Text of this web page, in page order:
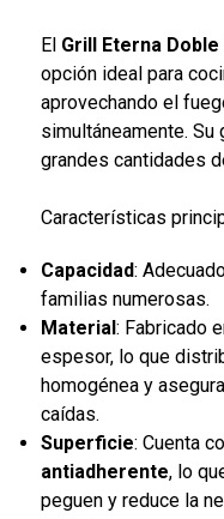
El Grill Eterna
opción ideal para
aprovechando el
simultáneamente. Su
grandes cantidades
Características
Capacidad:
familias numerosas.
Material: Fabricado
espesor, lo que
homogénea y
caídas.
Superficie: Cuenta
antiadherente, lo
peguen y reduce la